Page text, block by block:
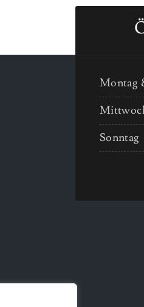
Montag
Sonntag